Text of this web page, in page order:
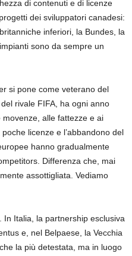
di contenuti e di licenze
dei sviluppatori canadesi:
inferiori, la Bundes, la
sono da sempre un
si pone come veterano del
rivale FIFA, ha ogni anno
alle fattezze e ai
licenze e l’abbandono del
hanno gradualmente
Differenza che, mai
assottigliata. Vediamo
In Italia, la partnership esclusiva
e, nel Belpaese, la Vecchia
la più detestata, ma in luogo